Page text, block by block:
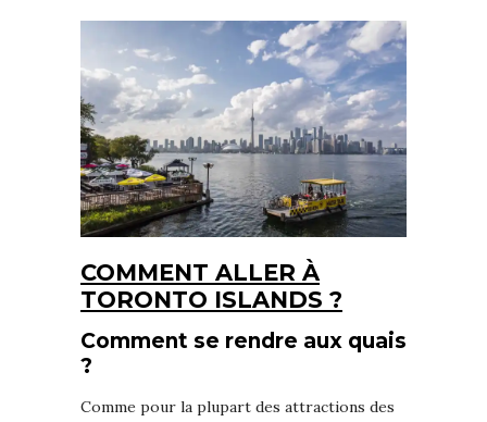
COMMENT ALLER À
TORONTO ISLANDS ?
Comment se rendre aux quais
?
Comme pour la plupart des attractions des